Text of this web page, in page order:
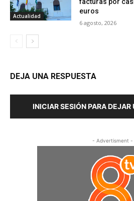
Actualidad
euros
6 agosto, 2026
DEJA UNA RESPUESTA
INICIAR SESIÓN PARA
- Advertisment -